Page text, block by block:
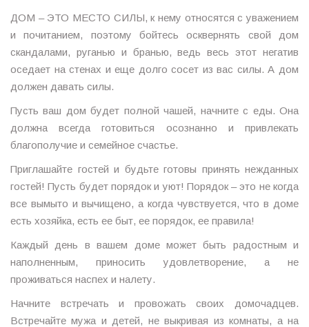
ДОМ – ЭТО МЕСТО СИЛЫ, к нему относятся с уважением
и почитанием, поэтому бойтесь осквернять свой дом
скандалами, руганью и бранью, ведь весь этот негатив
оседает на стенах и еще долго сосет из вас силы. А дом
должен давать силы.
Пусть ваш дом будет полной чашей, начните с еды. Она
должна всегда готовиться осознанно и привлекать
благополучие и семейное счастье.
Приглашайте гостей и будьте готовы принять нежданных
гостей! Пусть будет порядок и уют! Порядок – это не когда
все вымыто и вычищено, а когда чувствуется, что в доме
есть хозяйка, есть ее быт, ее порядок, ее правила!
Каждый день в вашем доме может быть радостным и
наполненным, приносить удовлетворение, а не
проживаться наспех и налету.
Начните встречать и провожать своих домочадцев.
Встречайте мужа и детей, не выкривая из комнаты, а на